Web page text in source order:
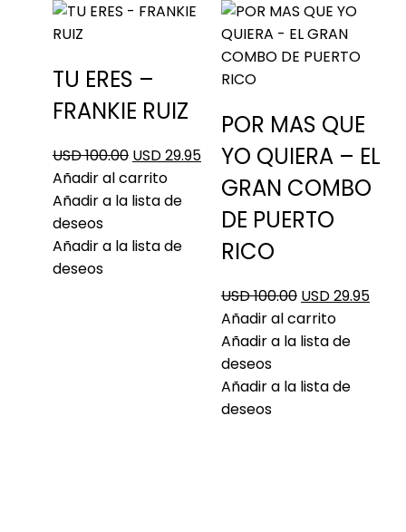
TU ERES –
FRANKIE RUIZ
USD 100.00 USD 29.95
Añadir al carrito
Añadir a la lista de
deseos
Añadir a la lista de
deseos
POR MAS QUE
YO QUIERA – EL
GRAN COMBO
DE PUERTO
RICO
USD 100.00 USD 29.95
Añadir al carrito
Añadir a la lista de
deseos
Añadir a la lista de
deseos